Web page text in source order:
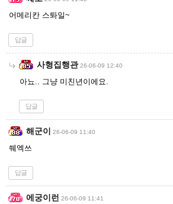
어메리칸 스톼일~
답글
사형집행관 26-06-09 12:40
아뇨.. 그냥 미친년이에요.
답글
해군이 26-06-09 11:40
쒜엑쓰
답글
에궁이런 26-06-09 11:41